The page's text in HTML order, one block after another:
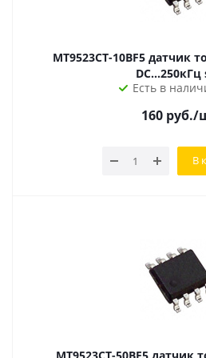
MT9523CT-10BF5 датчик тока ±10А: 200мВ/А
Есть в
160руб./
В